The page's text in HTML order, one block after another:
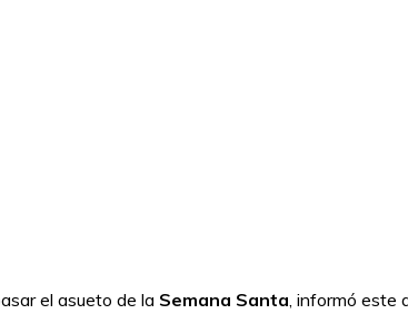
el asueto de la Semana Santa , informó este